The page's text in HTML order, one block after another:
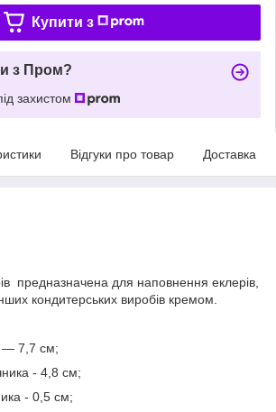
Купити з
з Пром?
захистом
Відгуки про товар Доставка
предназначена для наповнення еклерів,
кондитерських виробів кремом.
— 7,7 см;
- 4,8 см;
- 0,5 см;